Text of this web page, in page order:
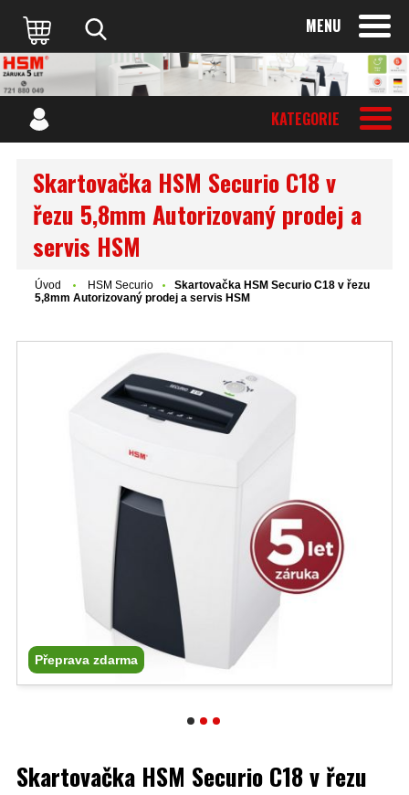
MENU
KATEGORIE
Skartovačka HSM Securio C18 v
řezu 5,8mm Autorizovaný prodej a
servis HSM
Úvod HSM Securio
Skartovačka HSM Securio C18 v řezu
5,8mm Autorizovaný prodej a servis HSM
Přeprava zdarma
Skartovačka HSM Securio C18 v řezu